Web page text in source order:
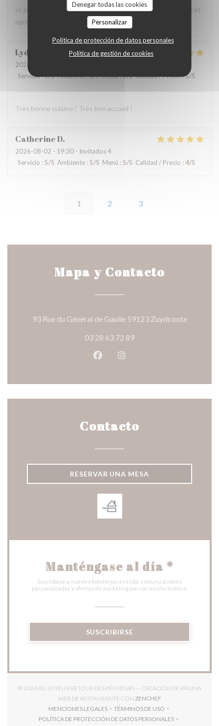
Denegar todas las cookies
Personalizar
Política de protección de datos personales
Política de gestión de cookies
et personnels très agréable, prix raisonnables..merci pour cet
agréable moment en terrasse.
Lydia
2026-08-06
Servicio:5/5 Ambiente:5/5 Menú:5/5 Calidad / Precio:5/5
Très bonne cuisine ! Très bon accueil !
CatherineD
2026-08-02 - 19:30 - Invitados 4
Servicio : 5/5 Ambiente : 5/5 Menú : 5/5 Calidad / Precio :4/5
1 2 3
Mapa y Contacto
93 Rue du Général de Gaulle 59123 Zuydcoote((abre en
03 28 63 72 89
Facebook ((abre en una nueva
Instagram ((abre en una
Contacto
RESERVAR UNA MESA
Manténgase al día *
Suscríbase a nuestro boletín para recibir comunicaciones
personalizadas y ofertas de marketing por correo electrónico.
SUSCRIBIRSE
© 2026 AU JOYEUX RETOUR DES PÊCHEURS — CREACIÓN DE PÁGINA
WEB DE RESTAURANTE CON ZENCHEF
MENCIONES LEGALES
((ABRE EN UNA NUEVA VENTANA))
TÉRMINOS DE USO
((ABRE EN UNA NUEVA
POLÍTICA DE PROTECCIÓN DE DATOS PERSONALES
((ABRE EN UNA NUEVA VENTANA))